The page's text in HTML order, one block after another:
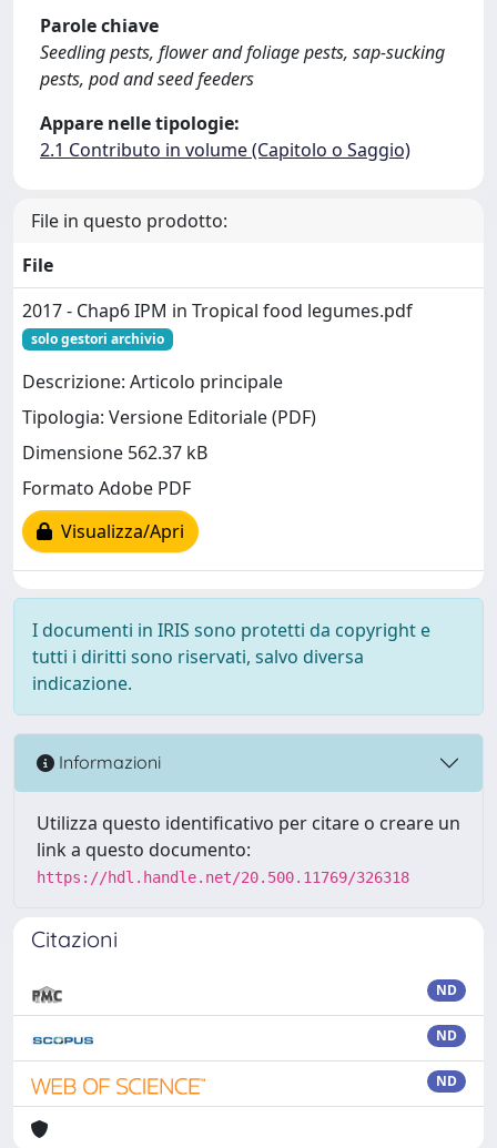
Parole chiave
Seedling pests, flower and foliage pests, sap-sucking
pests, pod and seed feeders
Appare nelle tipologie:
2.1 Contributo in volume (Capitolo o Saggio)
File in questo prodotto:
File
2017 - Chap6 IPM in Tropical food legumes.pdf
solo gestori archivio
Descrizione: Articolo principale
Tipologia: Versione Editoriale (PDF)
Dimensione 562.37 kB
Formato Adobe PDF
Visualizza/Apri
I documenti in IRIS sono protetti da copyright e
tutti i diritti sono riservati, salvo diversa
indicazione.
Informazioni
Utilizza questo identificativo per citare o creare un
link a questo documento:
https://hdl.handle.net/20.500.11769/326318
Citazioni
ND
ND
ND